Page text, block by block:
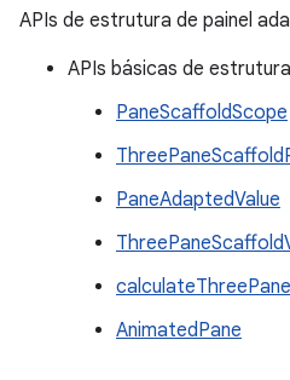
APIs de estrutura de painel
APIs básicas de
PaneScaffoldScope
PaneAdaptedValue
AnimatedPane